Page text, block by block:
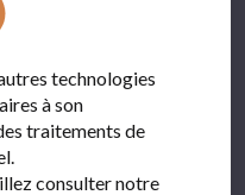
technologies
à son
traitements de
consulter notre